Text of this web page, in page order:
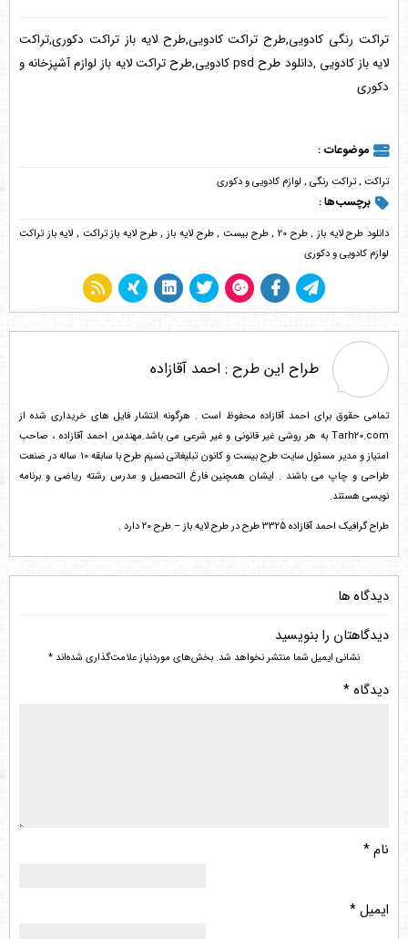
تراکت رنگی کادویی,طرح تراکت کادویی,طرح لایه باز تراکت دکوری,تراکت
لایه باز کادویی ,دانلود طرح psd کادویی,طرح تراکت لایه باز لوازم آشپزخانه و
دکوری
موضوعات :
تراکت ,تراکت رنگی , لوازم کادویی و دکوری
برچسب‌ها :
دانلود طرح لایه باز,طرح 20 ,طرح بیست ,طرح لایه باز,طرح لایه باز تراکت , لایه باز تراکت
لوازم کادویی و دکوری
طراح این طرح : احمد آقازاده
تمامی حقوق برای احمد آقازاده محفوظ است . هرگونه انتشار فایل های خریداری شده از
Tarh20.com به هر روشی غیر قانونی و غیر شرعی می باشد.مهندس احمد آقازاده ، صاحب
امتیاز و مدیر مسئول سایت طرح بیست و کانون تبلیغاتی نسیم طرح با سابقه 10 ساله در صنعت
طراحی و چاپ می باشند . ایشان همچنین فارغ التحصیل و مدرس رشته ریاضی و برنامه
نویسی هستند.
طراح گرافیک احمد آقازاده 3325 طرح در طرح لایه باز – طرح ۲۰ دارد .
دیدگاه ها
دیدگاهتان را بنویسید
نشانی ایمیل شما منتشر نخواهد شد. بخش‌های موردنیاز علامت‌گذاری شده‌اند*
دیدگاه*
نام*
ایمیل*